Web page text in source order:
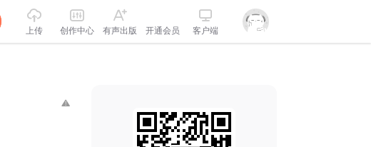
上传 创作中心 有声出版 开通会员 客户端